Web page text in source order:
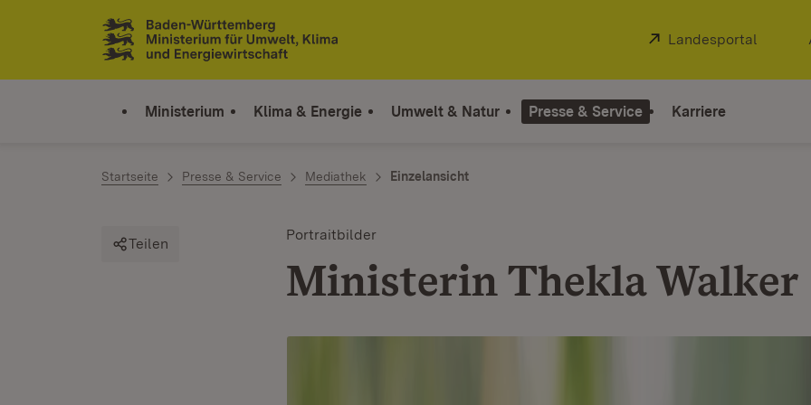
Zum Inhalt springen
Link zur Startseite
Extern:
Landesportal
Ministerium Klima & Energie Umwelt & Natur Presse & Service Karriere
Startseite Presse & Service Mediathek Einzelansicht
Portraitbilder
Ministerin Thekla Walker
Teilen